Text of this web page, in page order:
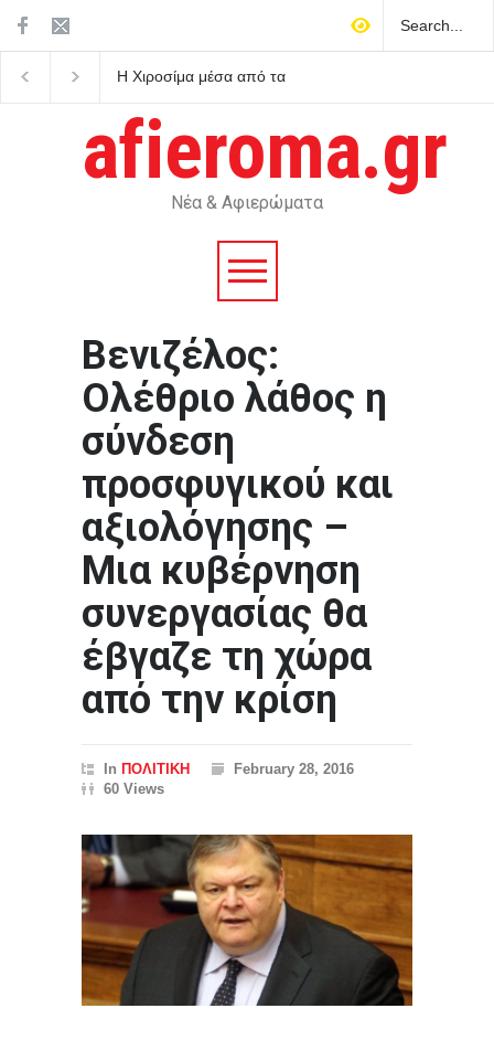
Η Χιροσίμα μέσα από τα
καταστροφής
afieroma.gr
Νέα & Αφιερώματα
Βενιζέλος:
Ολέθριο λάθος η
σύνδεση
προσφυγικού και
αξιολόγησης –
Μια κυβέρνηση
συνεργασίας θα
έβγαζε τη χώρα
από την κρίση
In ΠΟΛΙΤΙΚΗ
February 28, 2016
60 Views